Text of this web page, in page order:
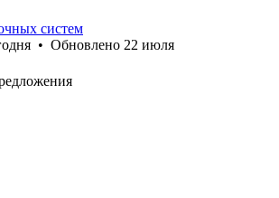
систем
• Обновлено 22 июля